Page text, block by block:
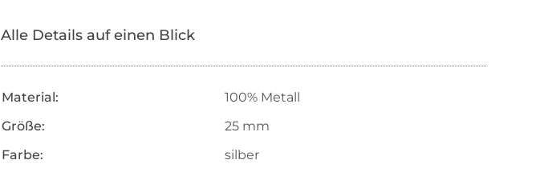
Alle Details auf einen Blick
Material:
100% Metall
Größe:
25 mm
Farbe:
silber